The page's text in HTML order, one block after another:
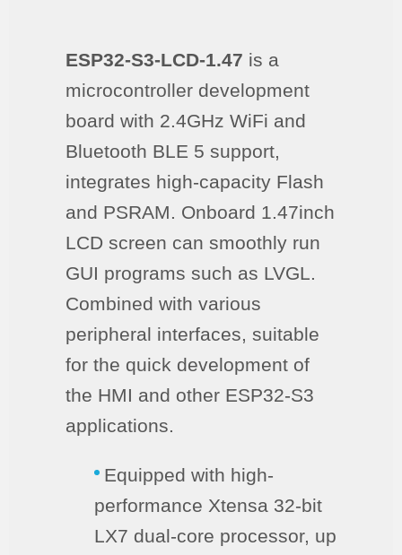
ESP32-S3-LCD-1.47 is a
microcontroller development
board with 2.4GHz WiFi and
Bluetooth BLE 5 support,
integrates high-capacity Flash
and PSRAM. Onboard 1.47inch
LCD screen can smoothly run
GUI programs such as LVGL.
Combined with various
peripheral interfaces, suitable
for the quick development of
the HMI and other ESP32-S3
applications.
Equipped with high-
performance Xtensa 32-bit
LX7 dual-core processor, up